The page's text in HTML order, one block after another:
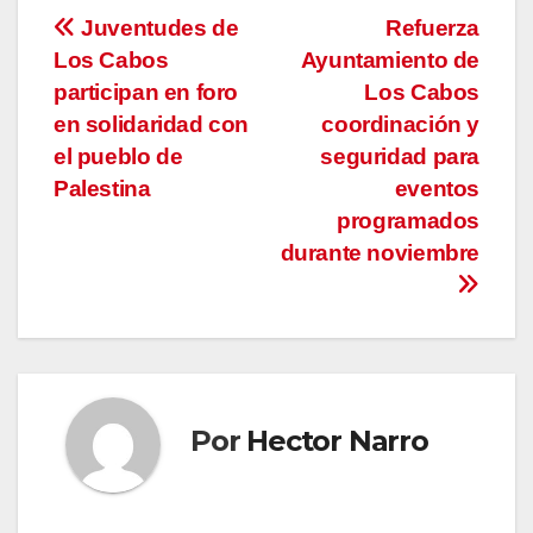
Navegación
de
entradas
Refuerza
Ayuntamiento de
Los Cabos
coordinación y
seguridad para
eventos
programados
durante noviembre
Juventudes de
Los Cabos
participan en foro
en solidaridad con
el pueblo de
Palestina
Por Hector Narro